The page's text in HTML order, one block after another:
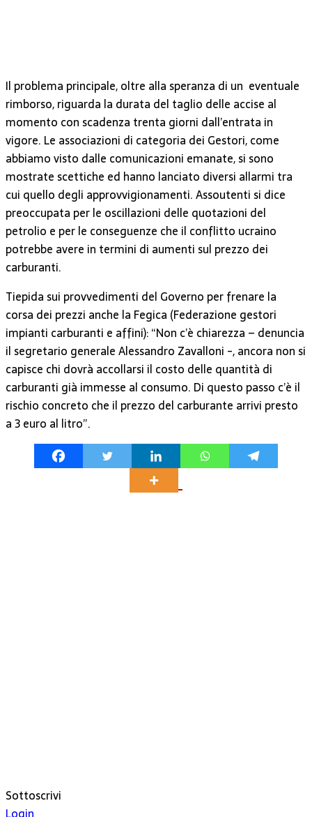
Il problema principale, oltre alla speranza di un eventuale
rimborso, riguarda la durata del taglio delle accise al
momento con scadenza trenta giorni dall’entrata in
vigore. Le associazioni di categoria dei Gestori, come
abbiamo visto dalle comunicazioni emanate, si sono
mostrate scettiche ed hanno lanciato diversi allarmi tra
cui quello degli approvvigionamenti. Assoutenti si dice
preoccupata per le oscillazioni delle quotazioni del
petrolio e per le conseguenze che il conflitto ucraino
potrebbe avere in termini di aumenti sul prezzo dei
carburanti.
Tiepida sui provvedimenti del Governo per frenare la
corsa dei prezzi anche la Fegica (Federazione gestori
impianti carburanti e affini): “Non c’è chiarezza – denuncia
il segretario generale Alessandro Zavalloni -, ancora non si
capisce chi dovrà accollarsi il costo delle quantità di
carburanti già immesse al consumo. Di questo passo c’è il
rischio concreto che il prezzo del carburante arrivi presto
a 3 euro al litro”.
Sottoscrivi